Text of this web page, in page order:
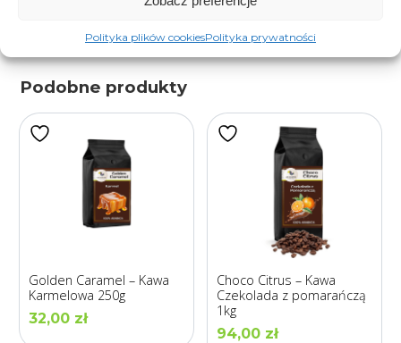
Polityka plików cookiesPolityka prywatności
Podobne produkty
Golden Caramel – Kawa
Karmelowa 250g
32,00 zł
Choco Citrus – Kawa
Czekolada z pomarańczą
1kg
94,00 zł